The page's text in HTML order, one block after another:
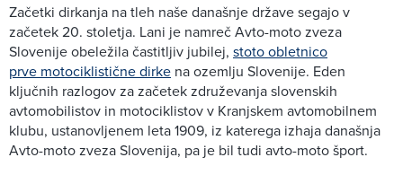
Začetki dirkanja na tleh naše današnje države segajo v
začetek 20. stoletja. Lani je namreč Avto-moto zveza
Slovenije obeležila častitljiv jubilej, stoto obletnico
prve motociklistične dirke na ozemlju Slovenije. Eden
ključnih razlogov za začetek združevanja slovenskih
avtomobilistov in motociklistov v Kranjskem avtomobilnem
klubu, ustanovljenem leta 1909, iz katerega izhaja današnja
Avto-moto zveza Slovenija, pa je bil tudi avto-moto šport.